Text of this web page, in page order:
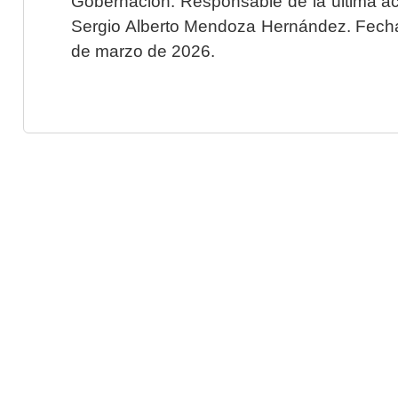
Sergio Alberto Mendoza Hernández.
de marzo de 2026.